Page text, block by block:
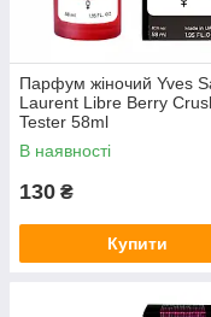
Парфум жіночий Yves
Laurent Libre Berry
Tester 58ml
В наявності
130 ₴
Купити